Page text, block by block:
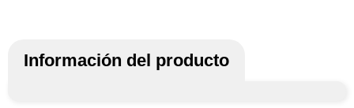
Información del producto